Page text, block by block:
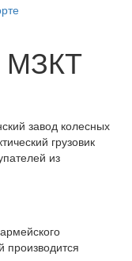
грузовых автомобилях
МЗКТ
завод колесных
грузовик
из